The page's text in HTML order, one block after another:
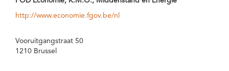
http://www.economie.fgov.be/nl
Vooruitgangstraat 50
1210 Brussel